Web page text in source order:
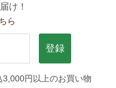
け！
ら
登録
円以上のお買い物